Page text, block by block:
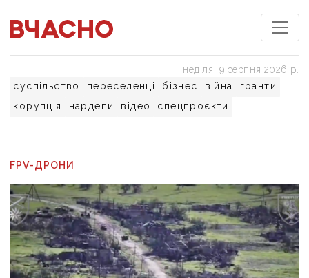
суспільство переселенці бізнес війна
гранти
корупція
нардепи відео спецпроєкти
неділя, 9 серпня 2026 р.
FPV-ДРОНИ